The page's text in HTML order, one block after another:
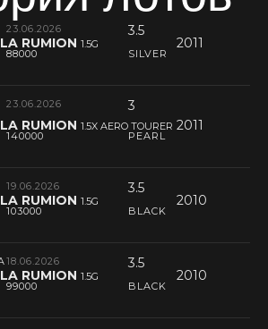
23.06.2026 3.5
RUMION 1.5G 2011
88000 SILVER
23.06.2026
3
RUMION 1.5X AERO TOURER 2011
140000 PEARL
19.06.2026 3.5
RUMION 1.5G 2010
103000 BLACK
18.06.2026 3.5
RUMION 1.5G 2010
99000 BLACK